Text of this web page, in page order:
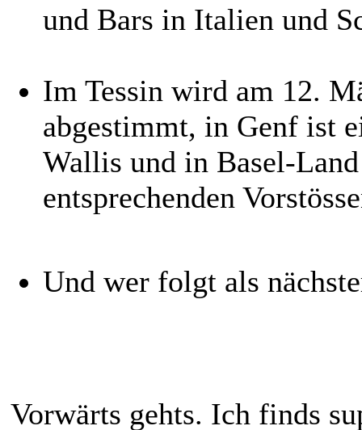
und Bars in Italien und
Im Tessin wird am 12.
abgestimmt, in Genf ist
Wallis und in Basel-
entsprechenden
Und wer folgt als
Vorwärts gehts. Ich finds